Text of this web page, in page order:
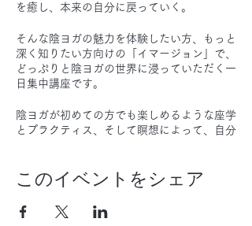
を癒し、本来の自分に戻っていく。
そんな陰ヨガの魅力を体験したい方、もっと
深く知りたい方向けの「イマージョン」で、
どっぷりと陰ヨガの世界に浸っていただく一
日集中講座です。
陰ヨガが初めての方でも楽しめるような座学
とプラクティス、そして瞑想によって、自分
座学では、普段の生活やこころの在り方に生
かせるような、陰ヨガ的生活のヒント、そし
て健康の秘訣、セルフプラクティスについて
学びます。
このイベントをシェア